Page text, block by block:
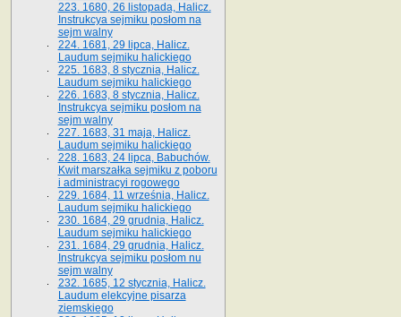
223. 1680, 26 listopada, Halicz.
Instrukcya sejmiku posłom na
sejm walny
224. 1681, 29 lipca, Halicz.
Laudum sejmiku halickiego
225. 1683, 8 stycznia, Halicz.
Laudum sejmiku halickiego
226. 1683, 8 stycznia, Halicz.
Instrukcya sejmiku posłom na
sejm walny
227. 1683, 31 maja, Halicz.
Laudum sejmiku halickiego
228. 1683, 24 lipca, Babuchów.
Kwit marszałka sejmiku z poboru
i administracyi rogowego
229. 1684, 11 września, Halicz.
Laudum sejmiku halickiego
230. 1684, 29 grudnia, Halicz.
Laudum sejmiku halickiego
231. 1684, 29 grudnia, Halicz.
Instrukcya sejmiku posłom nu
sejm walny
232. 1685, 12 stycznia, Halicz.
Laudum elekcyjne pisarza
ziemskiego